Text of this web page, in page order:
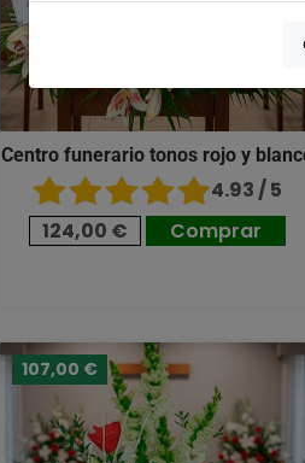
Centro funerario tonos rojo y
4.93 / 5
124,00 €
Comprar
107,00 €